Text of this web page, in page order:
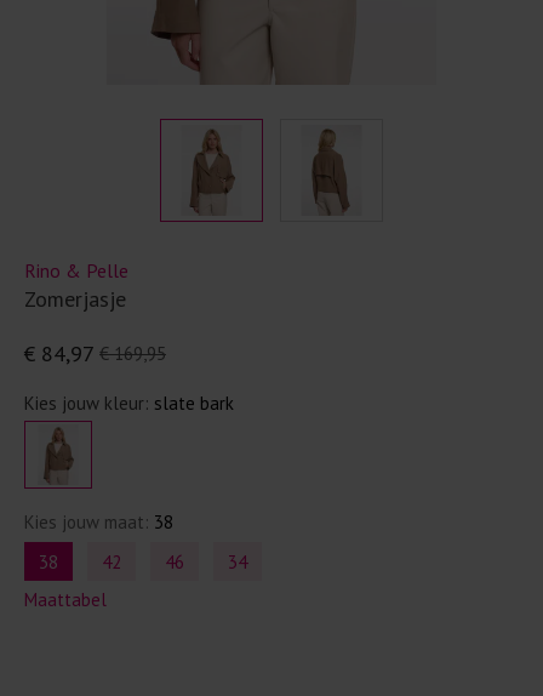
Rino & Pelle
Zomerjasje
€ 169,95
€ 84,97
Kies jouw kleur: slate bark
Kies jouw maat: 38
38
42 46
34
Maattabel